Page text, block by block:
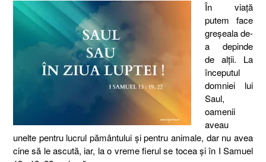
În viaţă
putem face
greşeala de-
a depinde
de alţii. La
începutul
domniei lui
Saul,
oamenii
aveau
unelte pentru lucrul pământului şi pentru animale, dar nu avea
cine să le ascută, iar, la o vreme fierul se tocea şi în I Samuel